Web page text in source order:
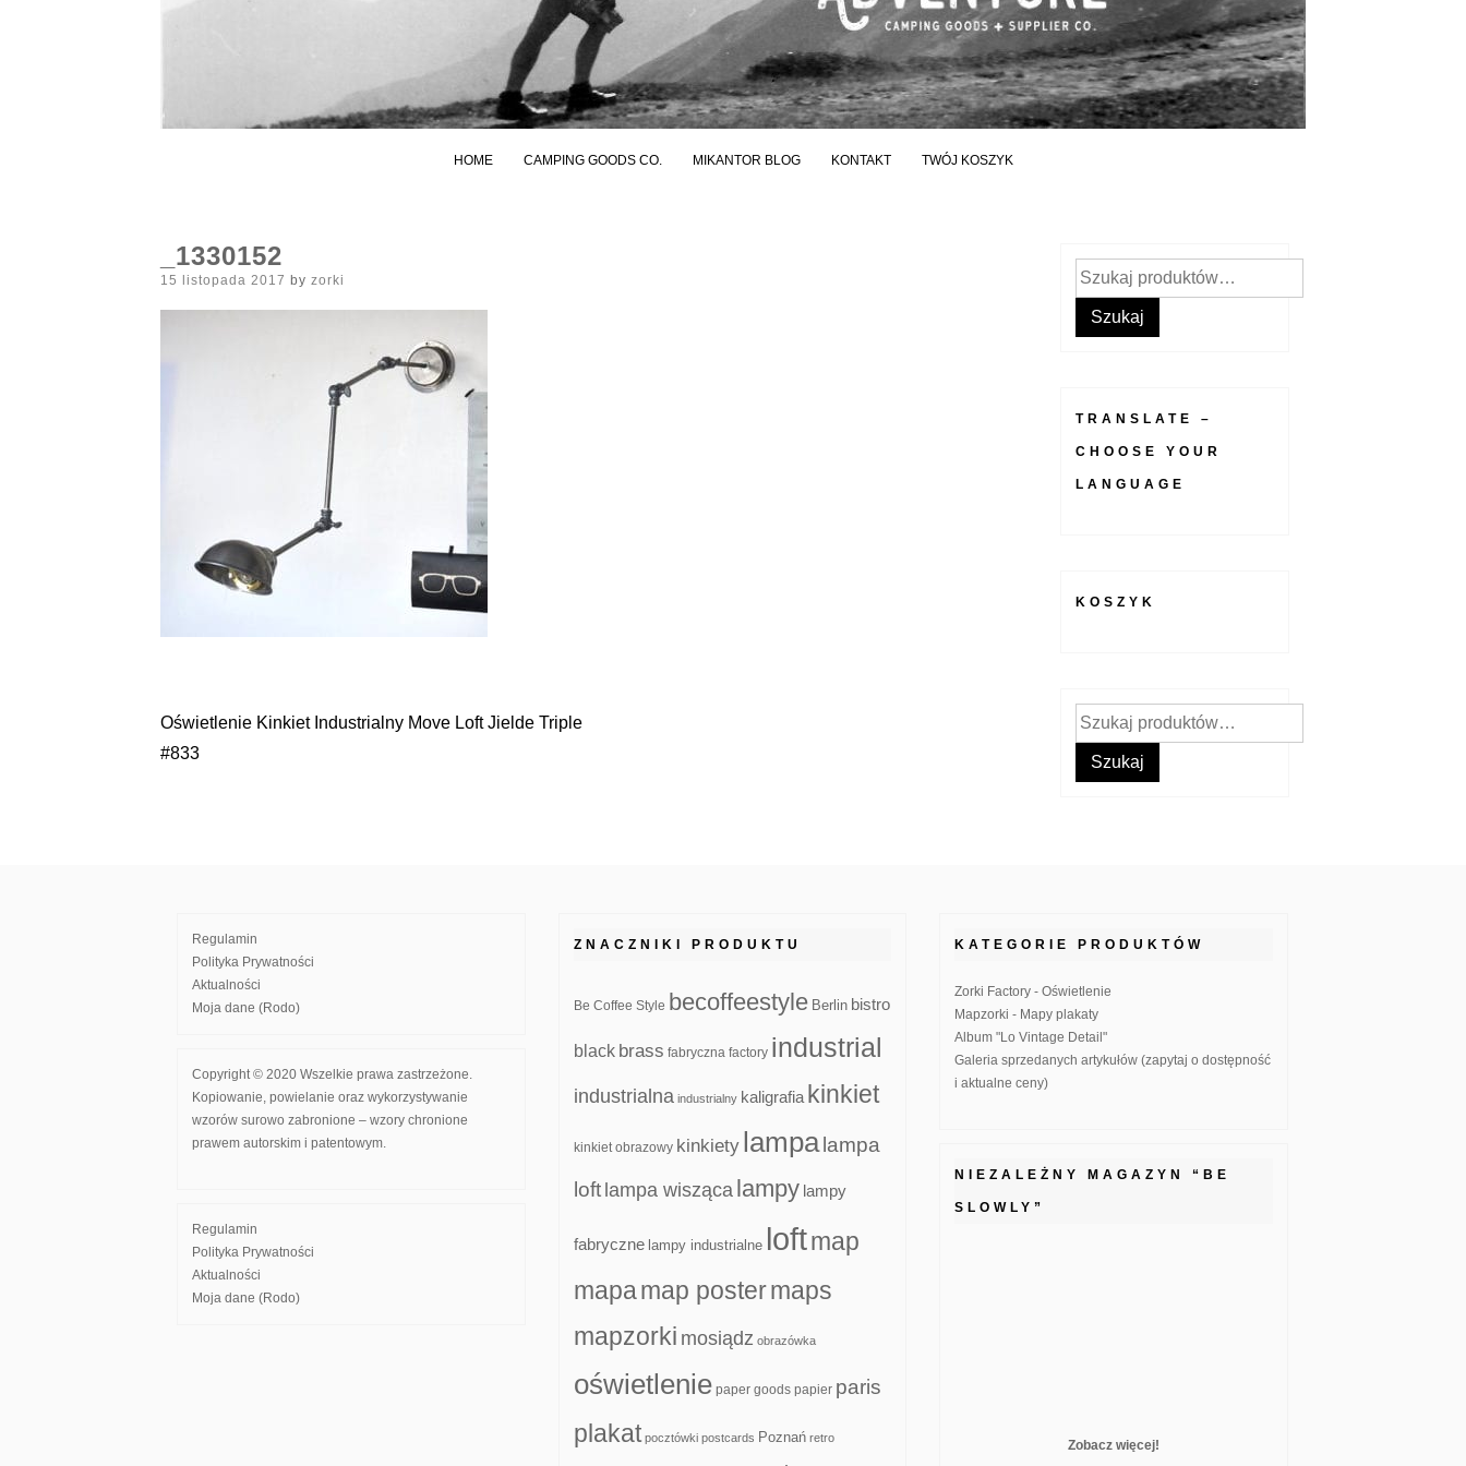
HOME CAMPING GOODS CO. MIKANTOR BLOG KONTAKT TWÓJ KOSZYK
_1330152
Posted
15 listopada 2017 by zorki
Nawigacja
Oświetlenie Kinkiet Industrialny Move Loft Jielde Triple
#833
Szukaj:
Szukaj
TRANSLATE –
CHOOSE YOUR
LANGUAGE
KOSZYK
Szukaj:
Szukaj
Regulamin
Polityka Prywatności
Aktualności
Moja dane (Rodo)
Copyright © 2020 Wszelkie prawa zastrzeżone.
Kopiowanie, powielanie oraz wykorzystywanie
wzorów surowo zabronione – wzory chronione
prawem autorskim i patentowym.
Regulamin
Polityka Prywatności
Aktualności
Moja dane (Rodo)
ZNACZNIKI PRODUKTU
Be Coffee Style becoffeestyle Berlin bistro
black brass fabryczna factory industrial
industrialna industrialny kaligrafia kinkiet
kinkiet obrazowy kinkiety lampa lampa
loft lampa wisząca lampy lampy
fabryczne lampy industrialne loftmap
mapamap postermaps
mapzorki mosiądz obrazówka
oświetlenie paper goods papier paris
plakat pocztówki postcards Poznań retro
KATEGORIE PRODUKTÓW
Zorki Factory - Oświetlenie
Mapzorki - Mapy plakaty
Album "Lo Vintage Detail"
Galeria sprzedanych artykułów (zapytaj o dostępność
i aktualne ceny)
NIEZALEŻNY MAGAZYN “BE
SLOWLY”
Zobacz więcej!